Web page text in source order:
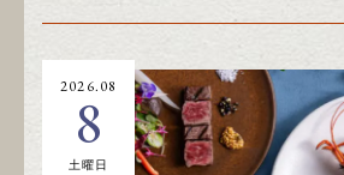
2026.08
8
土曜日